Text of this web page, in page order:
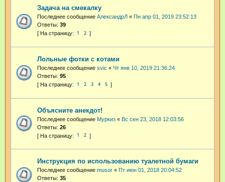
Задача на смекалку
Последнее сообщение АлександрЛ « Пн апр 01, 2019 23:52:13
Ответы: 39
1 2
Лольные фотки с котами
Последнее сообщение svic « Чт янв 10, 2019 21:36:24
Ответы: 95
1 2 3 4 5
Объясните анекдот!
Последнее сообщение Муркиз « Вс сен 23, 2018 12:03:56
Ответы: 26
1 2
Инструкция по использованию туалетной бумаги
Последнее сообщение musor « Пт июн 01, 2018 20:04:52
Ответы: 35